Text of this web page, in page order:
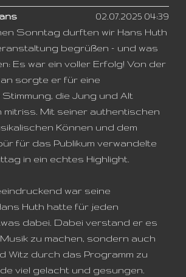
02.07.2025 04:39
Sonntag durften wir Hans Huth
begrüßen – und was
Es war ein voller Erfolg! Von der
sorgte er für eine
die Jung und Alt
mitriss. Mit seiner authentischen
Können und dem
für das Publikum verwandelte
in ein echtes Highlight.
war seine
Huth hatte für jeden
dabei. Dabei verstand er es
zu machen, sondern auch
Witz durch das Programm zu
viel gelacht und gesungen.